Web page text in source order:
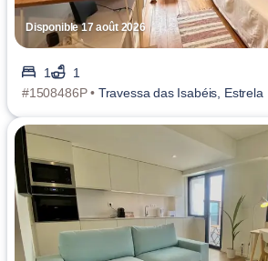
Disponible 17 août 2026
1
1
#1508486P • Travessa das Isabéis, Estrela